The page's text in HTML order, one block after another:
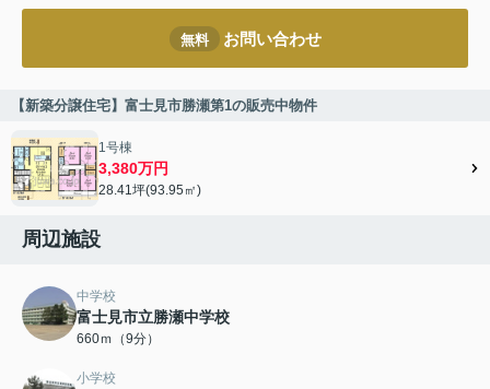
無料 お問い合わせ
【新築分譲住宅】富士見市勝瀬第1の販売中物件
1号棟
3,380万円
28.41坪(93.95㎡)
周辺施設
中学校
富士見市立勝瀬中学校
660ｍ（9分）
小学校